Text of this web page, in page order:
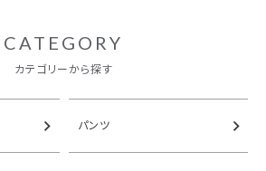
ワンピース
バッグ
CATEGORY
カテゴリーから探す
パンツ